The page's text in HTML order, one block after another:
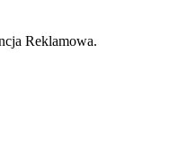
Reklamowa.